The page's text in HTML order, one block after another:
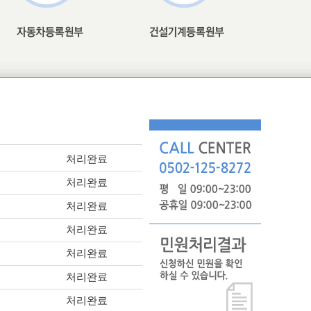
처리완료
처리완료
처리완료
처리완료
처리완료
처리완료
처리완료